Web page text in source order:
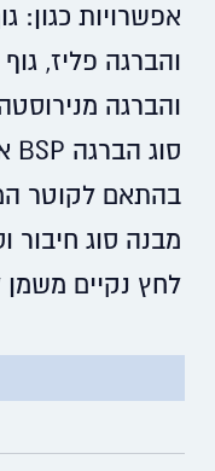
אפשרויות כגון:
והברגה פליז,
והברגה
בהתאם לקוטר
מבנה סוג חיבור
לחץ נקיים משמן